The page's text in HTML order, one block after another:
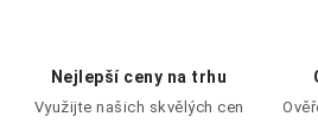
Nejlepší ceny na trhu
Využijte našich skvělých cen